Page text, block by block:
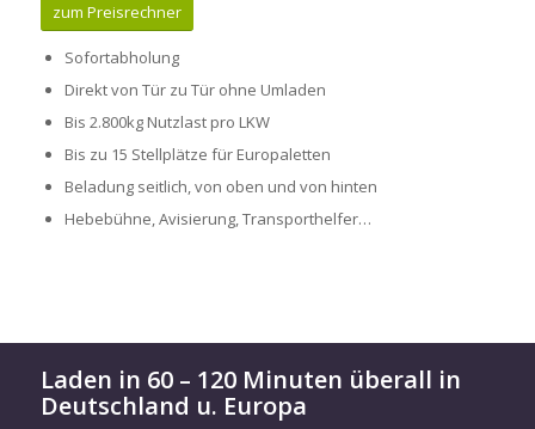
zum Preisrechner
Sofortabholung
Direkt von Tür zu Tür ohne Umladen
Bis 2.800kg Nutzlast pro LKW
Bis zu 15 Stellplätze für Europaletten
Beladung seitlich, von oben und von hinten
Hebebühne, Avisierung, Transporthelfer…
Laden in 60 – 120 Minuten überall in
Deutschland u. Europa